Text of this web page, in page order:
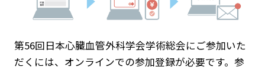
第56回日本心臓血管外科学会学術総会にご参加いた
だくには、オンラインでの参加登録が必要です。参